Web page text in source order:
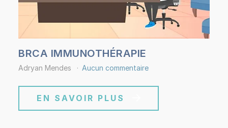
BRCA IMMUNOTHÉRAPIE
Adryan Mendes Aucun commentaire
EN SAVOIR PLUS